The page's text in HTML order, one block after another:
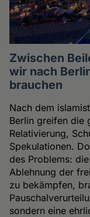
Zwischen
wir nach
brauchen
Nach dem
Berlin greifen die
Relativierung,
Spekulationen.
des Problems:
Ablehnung der
zu bekämpfen,
sondern eine